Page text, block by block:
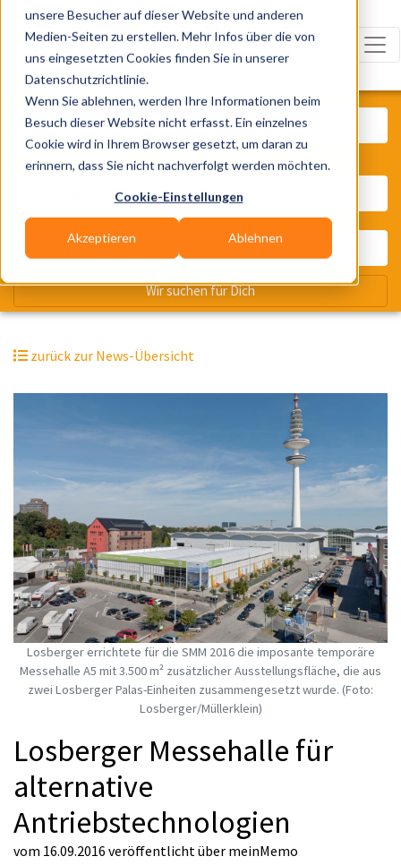
unsere Besucher auf dieser Website und anderen
Medien-Seiten zu erstellen. Mehr Infos über die von
uns eingesetzten Cookies finden Sie in unserer
Datenschutzrichtlinie.
Wenn Sie ablehnen, werden Ihre Informationen beim
Besuch dieser Website nicht erfasst. Ein einzelnes
Cookie wird in Ihrem Browser gesetzt, um daran zu
erinnern, dass Sie nicht nachverfolgt werden möchten.
Cookie-Einstellungen
Akzeptieren Ablehnen
zurück zur News-Übersicht
Losberger errichtete für die SMM 2016 die imposante temporäre
Messehalle A5 mit 3.500 m² zusätzlicher Ausstellungsfläche, die aus
zwei Losberger Palas-Einheiten zusammengesetzt wurde. (Foto:
Losberger/Müllerklein)
Losberger Messehalle für
alternative
Antriebstechnologien
vom 16.09.2016 veröffentlicht über meinMemo
Was? Künstler, Zelte, Bands,
Wo? Stadt, PLZ, Ort
Wir suchen für Dich